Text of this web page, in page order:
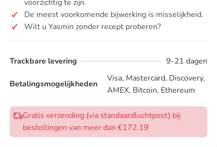
voorzichtig te zijn.
De meest voorkomende bijwerking is misselijkheid.
Wilt u Yasmin zonder recept proberen?
Trackbare levering 9-21 dagen
Betalingsmogelijkheden
Visa, Mastercard, Discovery,
AMEX, Bitcoin, Ethereum
Gratis verzending (via standaardluchtpost) bij
bestellingen van meer dan €172.19